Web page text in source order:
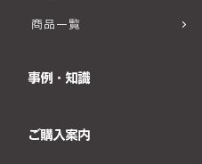
商品一覧
事例・知識
ご購入案内